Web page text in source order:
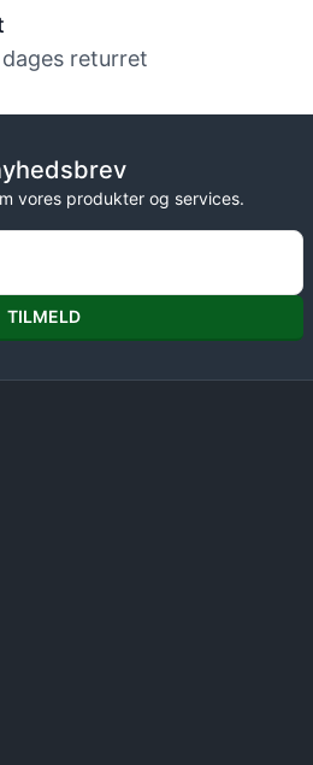
returret
vores produkter og services.
TILMELD